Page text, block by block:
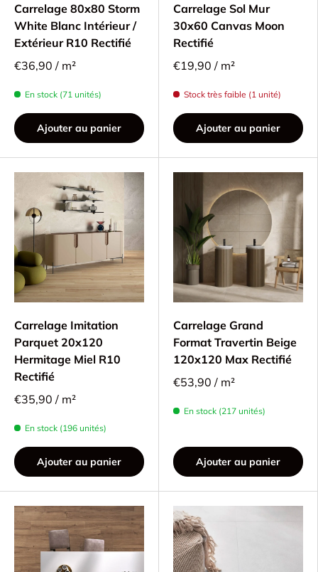
Carrelage 80x80 Storm
White Blanc Intérieur /
Extérieur R10 Rectifié
€36,90 / m²
En stock (71 unités)
Ajouter au panier
Carrelage Sol Mur
30x60 Canvas Moon
Rectifié
€19,90 / m²
Stock très faible (1 unité)
Ajouter au panier
Carrelage Imitation
Parquet 20x120
Hermitage Miel R10
Rectifié
€35,90 / m²
En stock (196 unités)
Ajouter au panier
Carrelage Grand
Format Travertin Beige
120x120 Max Rectifié
€53,90 / m²
En stock (217 unités)
Ajouter au panier